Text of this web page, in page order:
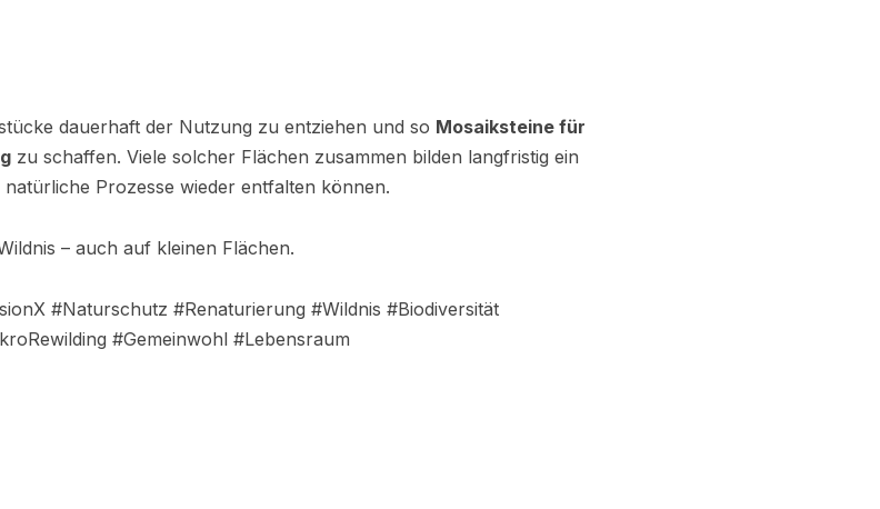
dauerhaft der Nutzung zu entziehen und so Mosaiksteine für
zu schaffen. Viele solcher Flächen zusammen bilden langfristig ein
Prozesse wieder entfalten können.
– auch auf kleinen Flächen.
#Naturschutz #Renaturierung #Wildnis #Biodiversität
#Gemeinwohl #Lebensraum